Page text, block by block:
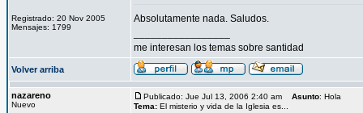
Registrado: 20 Nov 2005
Mensajes: 1799
Absolutamente nada. Saludos.
me interesan los temas sobre santidad
Volver arriba
nazareno
Nuevo
Publicado: Jue Jul 13, 2006 2:40 am Asunto: Hola
Tema: El misterio y vida de la Iglesia es...